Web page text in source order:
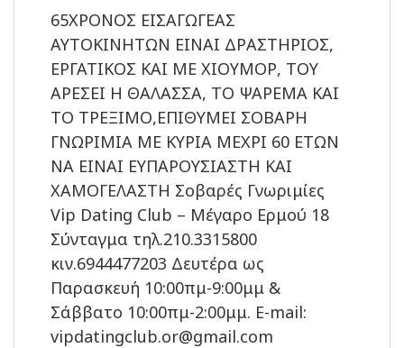
65ΧΡΟΝΟΣ ΕΙΣΑΓΩΓΕΑΣ
ΑΥΤΟΚΙΝΗΤΩΝ ΕΙΝΑΙ ΔΡΑΣΤΗΡΙΟΣ,
ΕΡΓΑΤΙΚΟΣ ΚΑΙ ΜΕ ΧΙΟΥΜΟΡ, ΤΟΥ
ΑΡΕΣΕΙ Η ΘΑΛΑΣΣΑ, ΤΟ ΨΑΡΕΜΑ ΚΑΙ
ΤΟ ΤΡΕΞΙΜΟ,ΕΠΙΘΥΜΕΙ ΣΟΒΑΡΗ
ΓΝΩΡΙΜΙΑ ΜΕ ΚΥΡΙΑ ΜΕΧΡΙ 60 ΕΤΩΝ
ΝΑ ΕΙΝΑΙ ΕΥΠΑΡΟΥΣΙΑΣΤΗ ΚΑΙ
ΧΑΜΟΓΕΛΑΣΤΗ Σοβαρές Γνωριμίες
Vip Dating Club – Μέγαρο Ερμού 18
Σύνταγμα τηλ.210.3315800
κιν.6944477203 Δευτέρα ως
Παρασκευή 10:00πμ-9:00μμ &
Σάββατο 10:00πμ-2:00μμ. E-mail:
vipdatingclub.or@gmail.com